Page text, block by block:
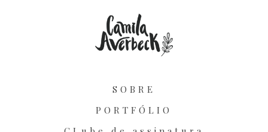
SOBRE
PORTFÓLIO